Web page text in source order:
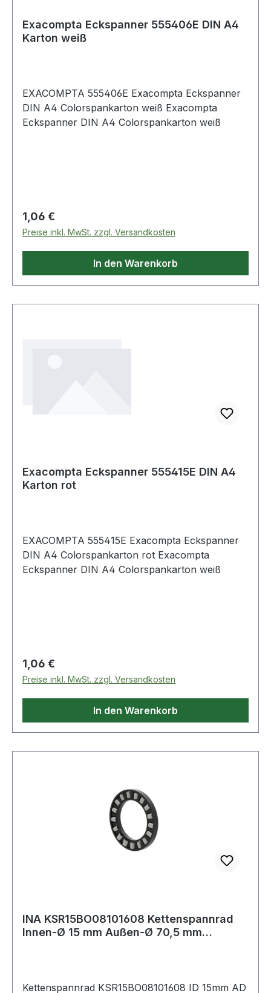
Exacompta Eckspanner 555406E DIN A4
Karton weiß
EXACOMPTA 555406E Exacompta Eckspanner
DIN A4 Colorspankarton weiß Exacompta
Eckspanner DIN A4 Colorspankarton weiß
Regulärer Preis:
1,06 €
Preise inkl. MwSt. zzgl. Versandkosten
In den Warenkorb
Exacompta Eckspanner 555415E DIN A4
Karton rot
EXACOMPTA 555415E Exacompta Eckspanner
DIN A4 Colorspankarton rot Exacompta
Eckspanner DIN A4 Colorspankarton weiß
Regulärer Preis:
1,06 €
Preise inkl. MwSt. zzgl. Versandkosten
In den Warenkorb
INA KSR15BO08101608 Kettenspannrad
Innen-Ø 15 mm Außen-Ø 70,5 mm
Kettenspannrad KSR15BO08101608 ID 15mm AD